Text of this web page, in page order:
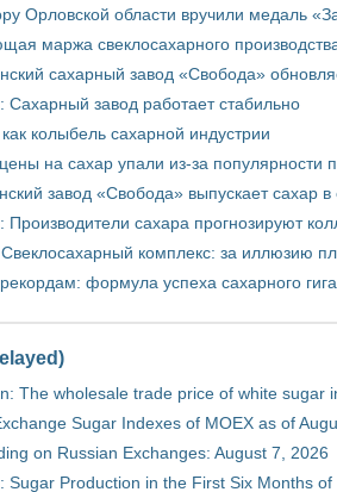
Орловской области вручили медаль
маржа свеклосахарного
сахарный завод «Свобода»
Сахарный завод работает стабильно
колыбель сахарной индустрии
на сахар упали из-за популярности
завод «Свобода» выпускает сахар в
Производители сахара прогнозируют
комплекс: за иллюзию
формула успеха сахарного
The wholesale trade price of white sugar
Sugar Indexes of MOEX as of
on Russian Exchanges: August 7, 2026
Sugar Production in the First Six Months of